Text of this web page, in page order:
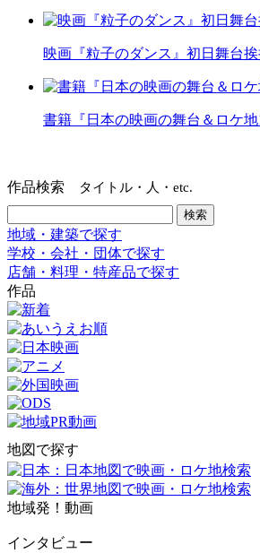
映画『粒子のダンス』初日舞台
書籍『日本の映画の舞台＆ロケ
作品検索 タイトル・人・etc.
地域・建築で探す
学校・会社・団体で探す
店舗・料理・特産品で探す
作品
地図で探す
地域発！動画
インタビュー